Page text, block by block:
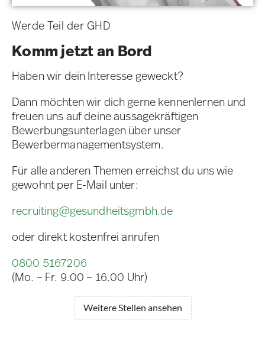
Werde Teil der GHD
Komm jetzt an Bord
Haben wir dein Interesse geweckt?
Dann möchten wir dich gerne kennenlernen und
freuen uns auf deine aussagekräftigen
Bewerbungsunterlagen über unser
Bewerbermanagementsystem.
Für alle anderen Themen erreichst du uns wie
gewohnt per E-Mail unter:
recruiting@gesundheitsgmbh.de
oder direkt kostenfrei anrufen
0800 5167206
(Mo. – Fr. 9.00 – 16.00 Uhr)
Weitere Stellen ansehen